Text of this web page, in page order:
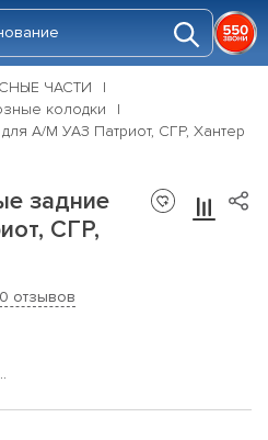
ЧАСТИ
колодки
А/М УАЗ Патриот, СГР, Хантер
задние
СГР,
0 отзывов